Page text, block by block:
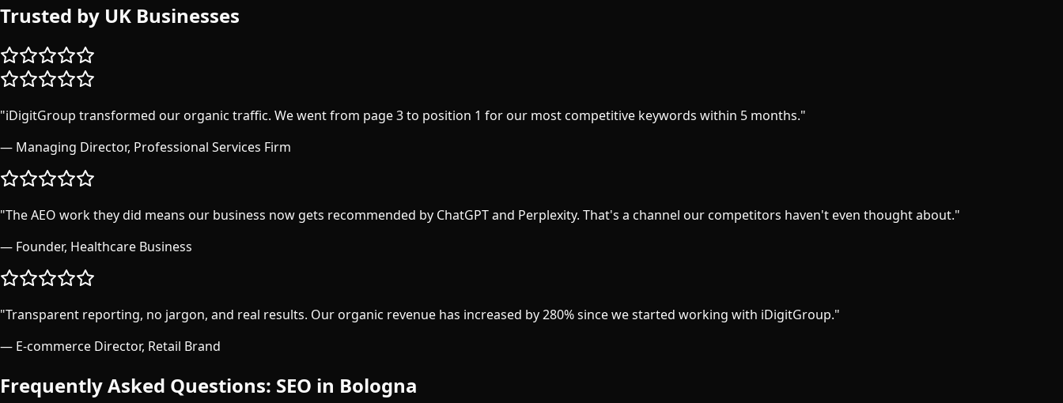
Trusted by UK Businesses
"iDigitGroup transformed our organic traffic. We went from page 3 to position 1 for our most competitive keywords within 5 months."
— Managing Director, Professional Services Firm
"The AEO work they did means our business now gets recommended by ChatGPT and Perplexity. That's a channel our competitors haven't even thought about."
— Founder, Healthcare Business
"Transparent reporting, no jargon, and real results. Our organic revenue has increased by 280% since we started working with iDigitGroup."
— E-commerce Director, Retail Brand
Frequently Asked Questions: SEO in Bologna